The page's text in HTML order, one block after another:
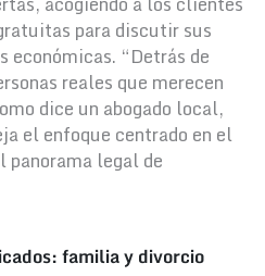
para discutir sus
económicas. “Detrás de
reales que merecen
dice un abogado local,
el enfoque centrado en el
panorama legal de
familia y divorcio